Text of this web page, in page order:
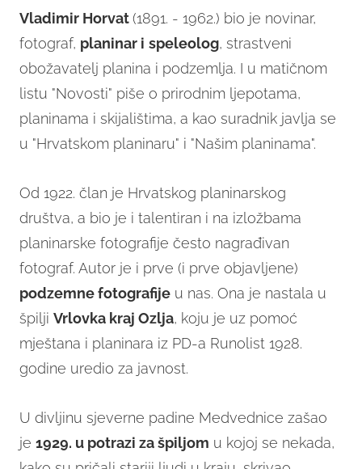
Vladimir Horvat(1891. - 1962.) bio je novinar,
fotograf, planinar i speleolog, strastveni
obožavatelj planina i podzemlja. I u matičnom
listu "Novosti" piše o prirodnim ljepotama,
planinama i skijalištima, a kao suradnik javlja se
u "Hrvatskom planinaru" i "Našim planinama".
Od 1922. član je Hrvatskog planinarskog
društva, a bio je i talentiran i na izložbama
planinarske fotografije često nagrađivan
fotograf. Autor je i prve (i prve objavljene)
podzemne fotografije u nas. Ona je nastala u
špilji Vrlovka kraj Ozlja, koju je uz pomoć
mještana i planinara iz PD-a Runolist 1928.
godine uredio za javnost.
U divljinu sjeverne padine Medvednice zašao
je 1929. u potrazi za špiljom u kojoj se nekada,